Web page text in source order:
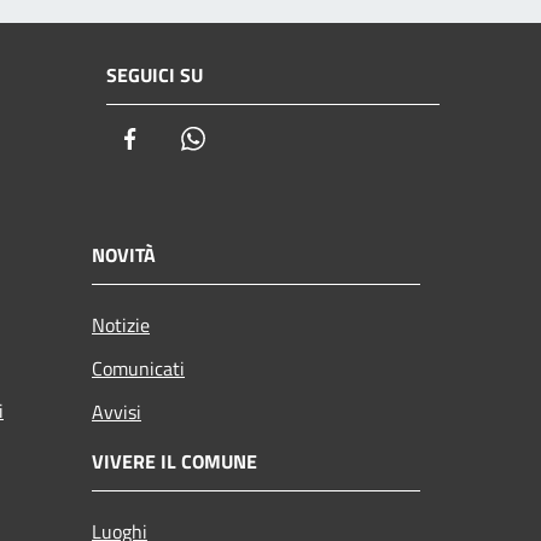
SEGUICI SU
Facebook
NOVITÀ
Notizie
Comunicati
Avvisi
VIVERE IL COMUNE
Luoghi